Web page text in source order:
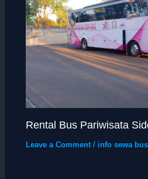
Rental Bus Pariwisata
Leave a Comment / info sewa